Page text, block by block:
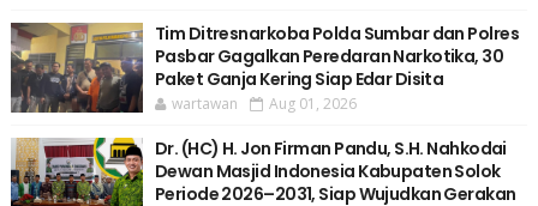
Tim Ditresnarkoba Polda Sumbar dan Polres
Pasbar Gagalkan Peredaran Narkotika, 30
Paket Ganja Kering Siap Edar Disita
wartawan Aug 01, 2026
Dr. (HC) H. Jon Firman Pandu, S.H. Nahkodai
Dewan Masjid Indonesia Kabupaten Solok
Periode 2026–2031, Siap Wujudkan Gerakan